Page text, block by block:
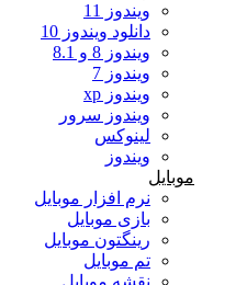
ویندوز 11
دانلود ویندوز 10
ویندوز 8 و 8.1
ویندوز 7
ویندوز xp
ویندوز سرور
لینوکس
ویندوز
موبایل
نرم افزار موبایل
بازی موبایل
رینگتون موبایل
تم موبایل
نقشه موبایل